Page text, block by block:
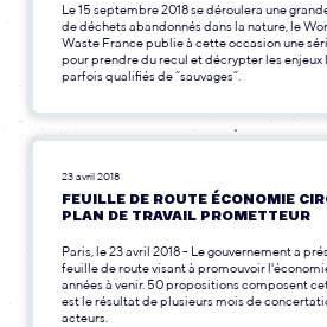
Le 15 septembre 2018 se déroulera une
de déchets abandonnés dans la nature, le
Waste France publie à cette occasion une
pour prendre du recul et décrypter les enjeux
parfois qualifiés de “sauvages”.
23 avril 2018
FEUILLE DE ROUTE ÉCONOMIE
PLAN DE TRAVAIL PROMETTEUR
Paris, le 23 avril 2018 - Le gouvernement a
feuille de route visant à promouvoir
années à venir. 50 propositions composent
est le résultat de plusieurs mois de
acteurs.